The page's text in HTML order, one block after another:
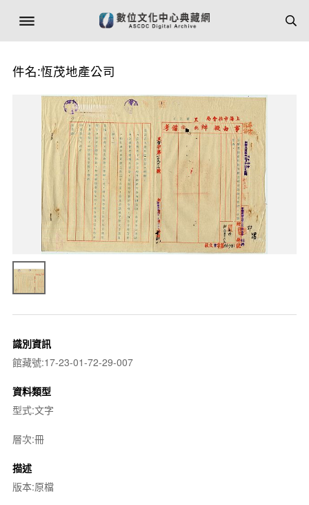
件名:恆茂地產公司
識別資訊
館藏號:17-23-01-72-29-007
資料類型
型式:文字
層次:冊
描述
版本:原檔